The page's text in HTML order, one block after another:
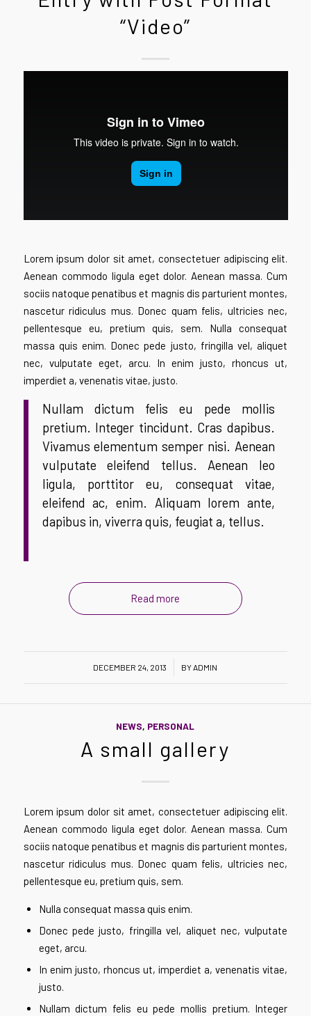
“Video”
Lorem ipsum dolor sit amet, consectetuer adipiscing elit.
Aenean commodo ligula eget dolor. Aenean massa. Cum
sociis natoque penatibus et magnis dis parturient montes,
nascetur ridiculus mus. Donec quam felis, ultricies nec,
pellentesque eu, pretium quis, sem. Nulla consequat
massa quis enim. Donec pede justo, fringilla vel, aliquet
nec, vulputate eget, arcu. In enim justo, rhoncus ut,
imperdiet a, venenatis vitae, justo.
Nullam dictum felis eu pede mollis
pretium. Integer tincidunt. Cras dapibus.
Vivamus elementum semper nisi. Aenean
vulputate eleifend tellus. Aenean leo
ligula, porttitor eu, consequat vitae,
eleifend ac, enim. Aliquam lorem ante,
dapibus in, viverra quis, feugiat a, tellus.
Read more
DECEMBER 24, 2013
/ BYADMIN
NEWS, PERSONAL
A small gallery
Lorem ipsum dolor sit amet, consectetuer adipiscing elit.
Aenean commodo ligula eget dolor. Aenean massa. Cum
sociis natoque penatibus et magnis dis parturient montes,
nascetur ridiculus mus. Donec quam felis, ultricies nec,
pellentesque eu, pretium quis, sem.
Nulla consequat massa quis enim.
Donec pede justo, fringilla vel, aliquet nec, vulputate
eget, arcu.
In enim justo, rhoncus ut, imperdiet a, venenatis vitae,
justo.
Nullam dictum felis eu pede mollis pretium. Integer